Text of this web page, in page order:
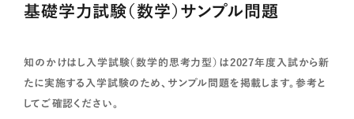
基礎学力試験（数学）サンプル問題
知のかけはし入学試験（数学的思考力型）は2027年度入試から新
たに実施する入学試験のため、サンプル問題を掲載します。参考と
してご確認ください。